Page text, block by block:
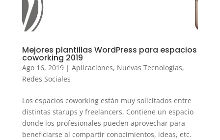
Mejores plantillas WordPress para espacios
coworking 2019
Ago 16, 2019| Aplicaciones, Nuevas Tecnologías,
Redes Sociales
Los espacios coworking están muy solicitados entre
distintas starups y freelancers. Contiene un espacio
donde los profesionales pueden aprovechar para
beneficiarse al compartir conocimientos, ideas, etc.